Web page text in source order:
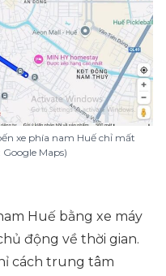
xe phía nam Huế chỉ mất
Maps)
Huế bằng xe máy
động về thời gian.
cách trung tâm